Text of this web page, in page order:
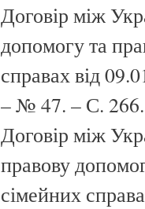
Договір між
допомогу та
справах від
– № 47. – С. 266.
Договір між
правову
сімейних